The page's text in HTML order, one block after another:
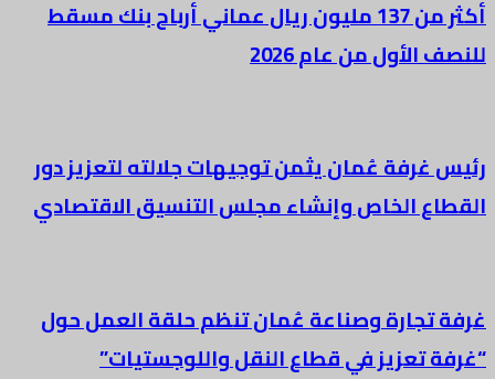
أكثر من 137 مليون ريال عماني أرباح بنك مسقط
للنصف الأول من عام 2026
رئيس غرفة عُمان يثمن توجيهات جلالته لتعزيز دور
القطاع الخاص وإنشاء مجلس التنسيق الاقتصادي
غرفة تجارة وصناعة عُمان تنظم حلقة العمل حول
“غرفة تعزيز في قطاع النقل واللوجستيات”